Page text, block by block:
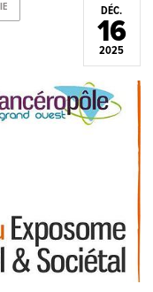
DÉC.
16
2025